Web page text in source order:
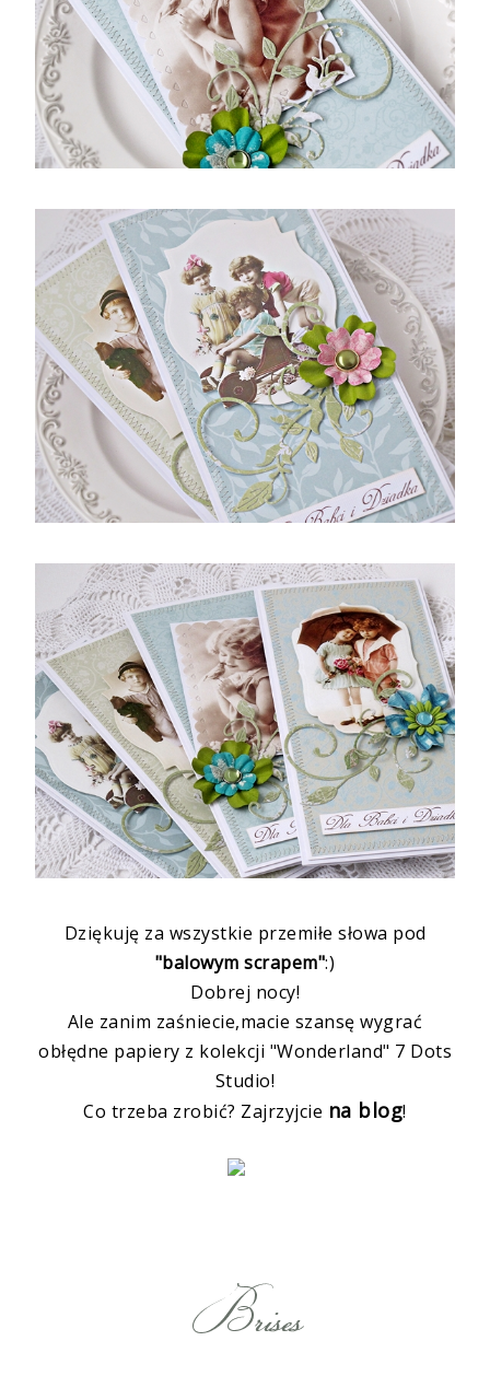
Dziękuję za wszystkie przemiłe słowa pod
"balowym scrapem":)
Dobrej nocy!
Ale zanim zaśniecie,macie szansę wygrać
obłędne papiery z kolekcji "Wonderland" 7 Dots
Studio!
Co trzeba zrobić? Zajrzyjcie na blog!